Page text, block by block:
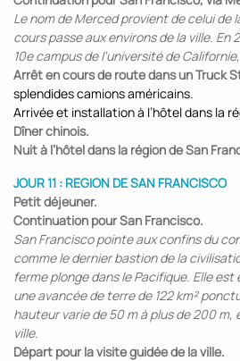
Le nom de Merced provient de celui de
cours passe aux environs de la ville. En
10e campus de l'université de
Arrêt en cours de route dans un Truck
splendides camions américains.
Arrivée et installation à l’hôtel dans la
Dîner chinois.
Nuit à l’hôtel dans la région de San
JOUR 11 : REGION DE SAN FRANCISCO
Petit déjeuner.
Continuation pour San Francisco.
San Francisco pointe aux confins du
comme le dernier bastion de la
ferme plonge dans le Pacifique. Elle
une avancée de terre de 122 km²
hauteur varie de 50 m à plus de 200
ville.
Départ pour la visite guidée de la ville.